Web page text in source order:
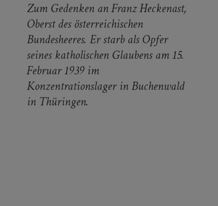
Zum Gedenken an Franz Heckenast,
Oberst des österreichischen
Bundesheeres. Er starb als Opfer
seines katholischen Glaubens am 15.
Februar 1939 im
Konzentrationslager in Buchenwald
in Thüringen.